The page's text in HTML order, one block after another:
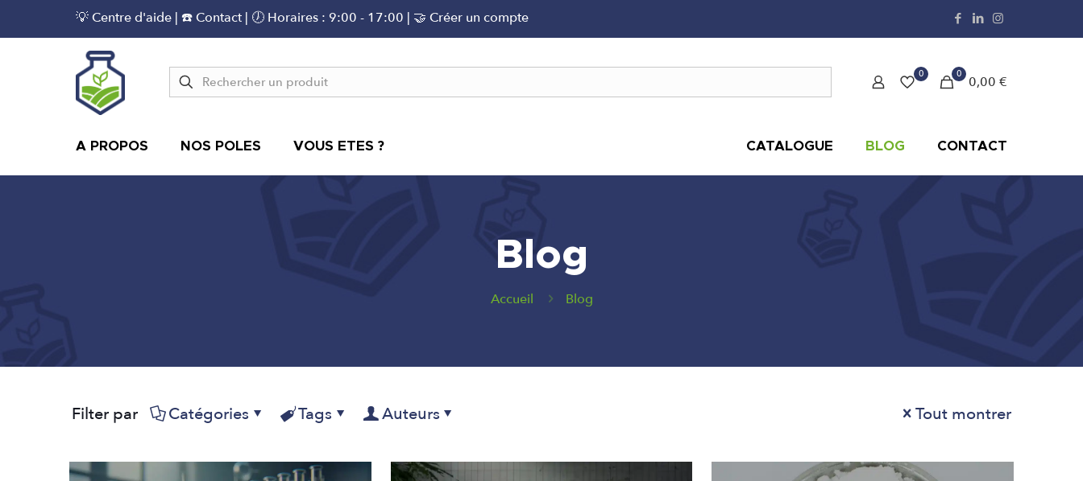
💡 Centre d'aide | ☎️ Contact | 🕖 Horaires : 9:00 - 17:00 | 🤝 Créer un compte
0 0 0,00 €
A PROPOS NOS POLES VOUS ETES ? CATALOGUE BLOG CONTACT
Blog
Accueil Blog
Filter par Catégories Tags Auteurs Tout montrer